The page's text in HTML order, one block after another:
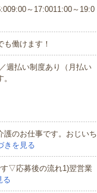
～17:0011:00～19:0
働けます！
払い制度あり（月払い
護のお仕事です。おじいち
きを見る
▽応募後の流れ1)翌営業
る